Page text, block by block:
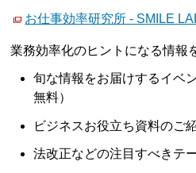
お仕事効率研究所 - SMILE
業務効率化のヒントになる情報
旬な情報をお届けするイベ
無料）
ビジネスお役立ち資料のご
法改正などの注目すべきテ